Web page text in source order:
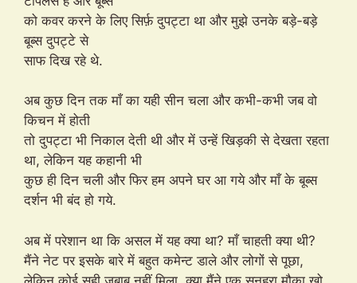
को कवर करने के लिए सिर्फ़ दुपट्टा था और मुझे उनके बड़े-बड़े
बूब्स दुपट्टे से
साफ दिख रहे थे.
अब कुछ दिन तक माँ का यही सीन चला और कभी-कभी जब वो
किचन में होती
तो दुपट्टा भी निकाल देती थी और में उन्हें खिड़की से देखता रहता
था, लेकिन यह कहानी भी
कुछ ही दिन चली और फिर हम अपने घर आ गये और माँ के बूब्स
दर्शन भी बंद हो गये.
अब में परेशान था कि असल में यह क्या था? माँ चाहती क्या थी?
मैंने नेट पर इसके बारे में बहुत कमेन्ट डाले और लोगों से पूछा,